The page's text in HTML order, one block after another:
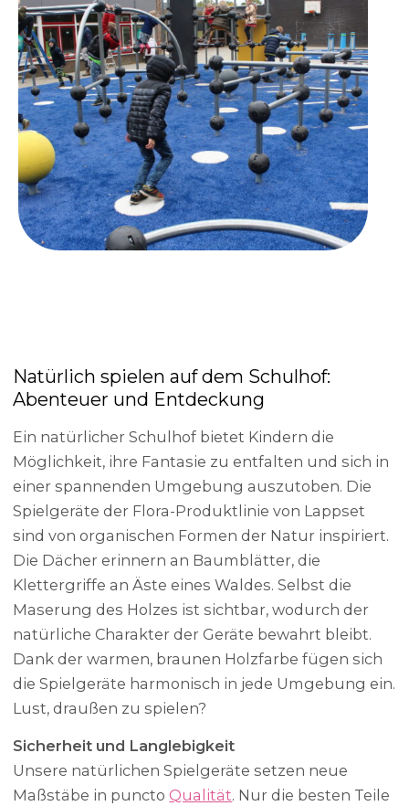
Natürlich spielen auf dem Schulhof:
Abenteuer und Entdeckung
Ein natürlicher Schulhof bietet Kindern die
Möglichkeit, ihre Fantasie zu entfalten und sich in
einer spannenden Umgebung auszutoben. Die
Spielgeräte der Flora-Produktlinie von Lappset
sind von organischen Formen der Natur inspiriert.
Die Dächer erinnern an Baumblätter, die
Klettergriffe an Äste eines Waldes. Selbst die
Maserung des Holzes ist sichtbar, wodurch der
natürliche Charakter der Geräte bewahrt bleibt.
Dank der warmen, braunen Holzfarbe fügen sich
die Spielgeräte harmonisch in jede Umgebung ein.
Lust, draußen zu spielen?
Sicherheit und Langlebigkeit
Unsere natürlichen Spielgeräte setzen neue
Maßstäbe in puncto Qualität. Nur die besten Teile